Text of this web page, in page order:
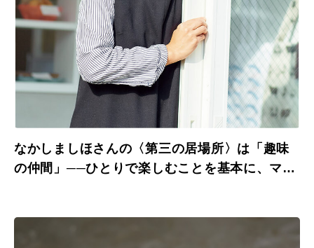
なかしましほさんの〈第三の居場所〉は「趣味
の仲間」──ひとりで楽しむことを基本に、マイ